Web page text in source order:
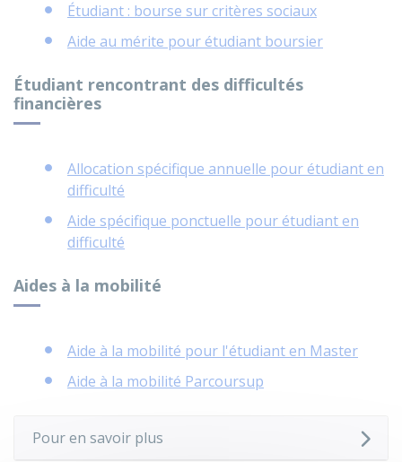
Étudiant : bourse sur critères sociaux
Aide au mérite pour étudiant boursier
Étudiant rencontrant des difficultés
financières
Allocation spécifique annuelle pour étudiant en
difficulté
Aide spécifique ponctuelle pour étudiant en
difficulté
Aides à la mobilité
Aide à la mobilité pour l'étudiant en Master
Aide à la mobilité Parcoursup
Pour en savoir plus